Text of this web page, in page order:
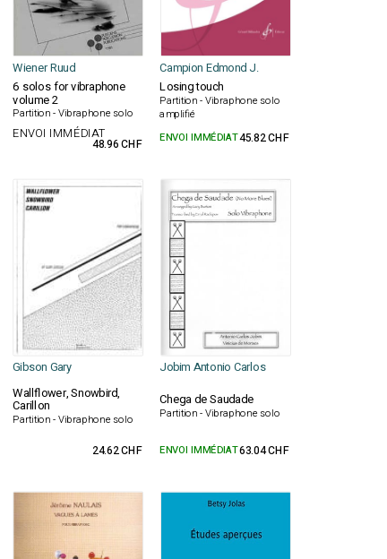
Wiener Ruud Campion Edmond J.
6 solos for vibraphone
volume 2
Partition - Vibraphone solo
Losing touch
Partition - Vibraphone solo
amplifié
ENVOI IMMÉDIAT
48.96 CHF ENVOI IMMÉDIAT45.82 CHF
Gibson Gary Jobim Antonio Carlos
Wallflower, Snowbird,
Carillon
Partition - Vibraphone solo
Chega de Saudade
Partition - Vibraphone solo
24.62 CHF ENVOI IMMÉDIAT63.04 CHF